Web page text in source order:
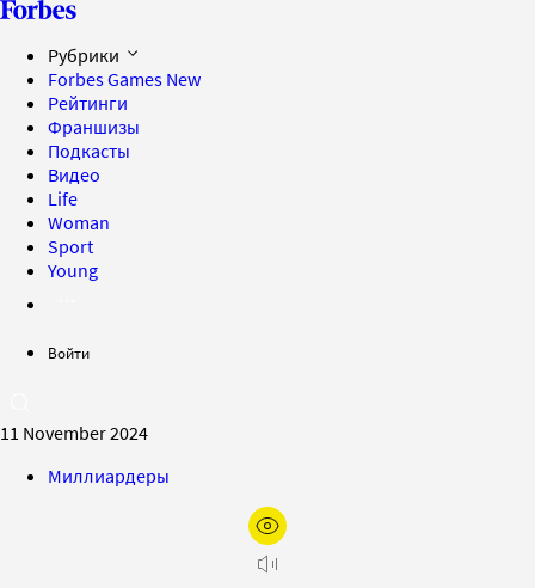
Рубрики
Forbes Games New
Рейтинги
Франшизы
Подкасты
Видео
Life
Woman
Sport
Young
Войти
11 November 2024
Миллиардеры